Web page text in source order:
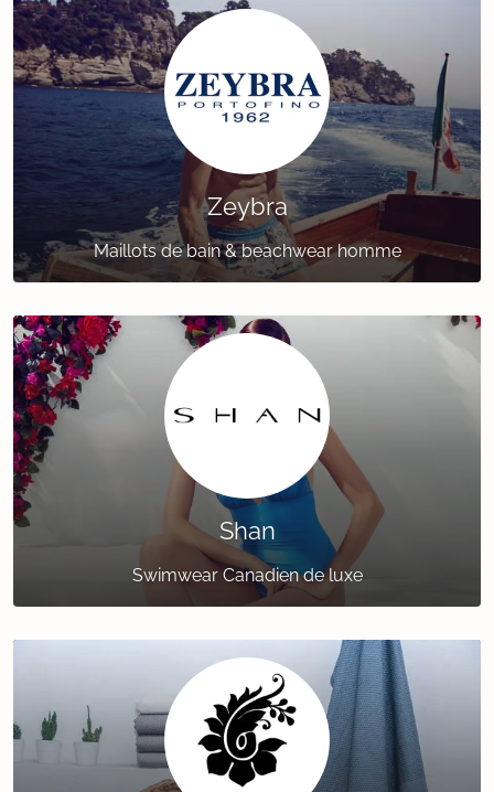
Zeybra
Maillots de bain & beachwear homme
Shan
Swimwear Canadien de luxe